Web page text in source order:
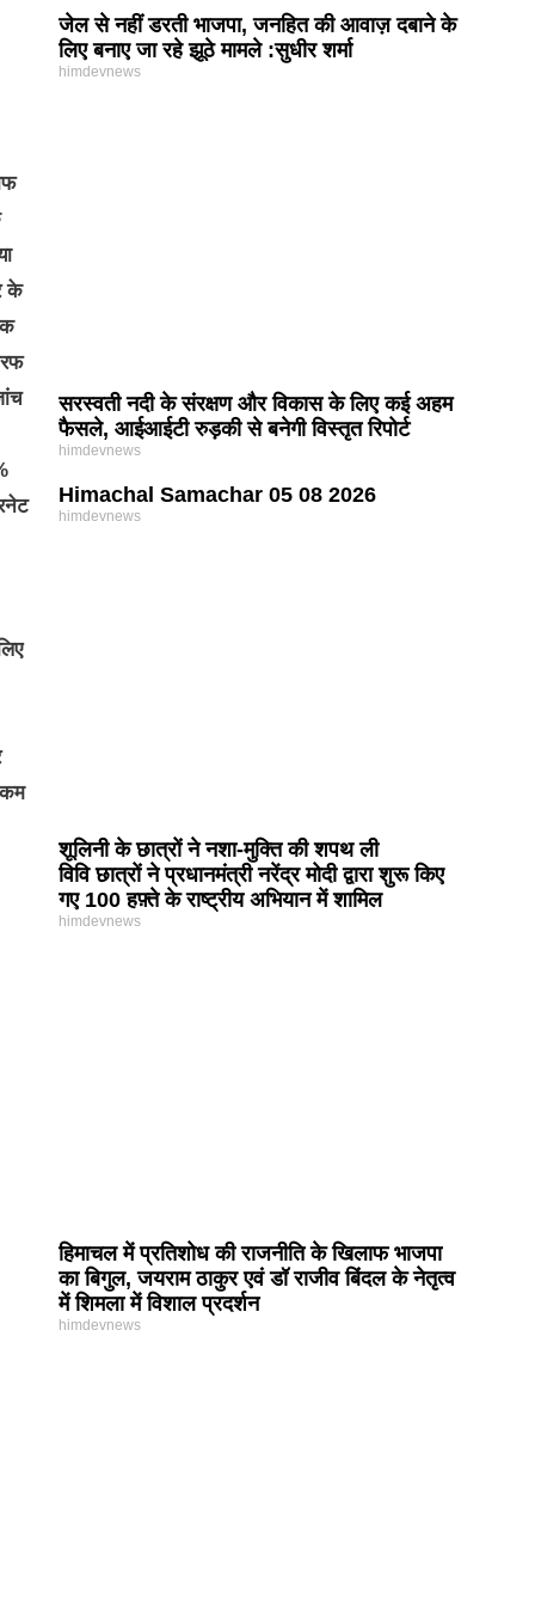
के
कम
जेल से नहीं डरती भाजपा, जनहित की आवाज़ दबाने के
लिए बनाए जा रहे झूठे मामले :सुधीर शर्मा
himdevnews
सरस्वती नदी के संरक्षण और विकास के लिए कई अहम
फैसले, आईआईटी रुड़की से बनेगी विस्तृत रिपोर्ट
himdevnews
Himachal Samachar 05 08 2026
himdevnews
शूलिनी के छात्रों ने नशा-मुक्ति की शपथ ली
विवि छात्रों ने प्रधानमंत्री नरेंद्र मोदी द्वारा शुरू किए
गए 100 हफ़्ते के राष्ट्रीय अभियान में शामिल
himdevnews
हिमाचल में प्रतिशोध की राजनीति के खिलाफ भाजपा
का बिगुल, जयराम ठाकुर एवं डॉ राजीव बिंदल के नेतृत्व
में शिमला में विशाल प्रदर्शन
himdevnews